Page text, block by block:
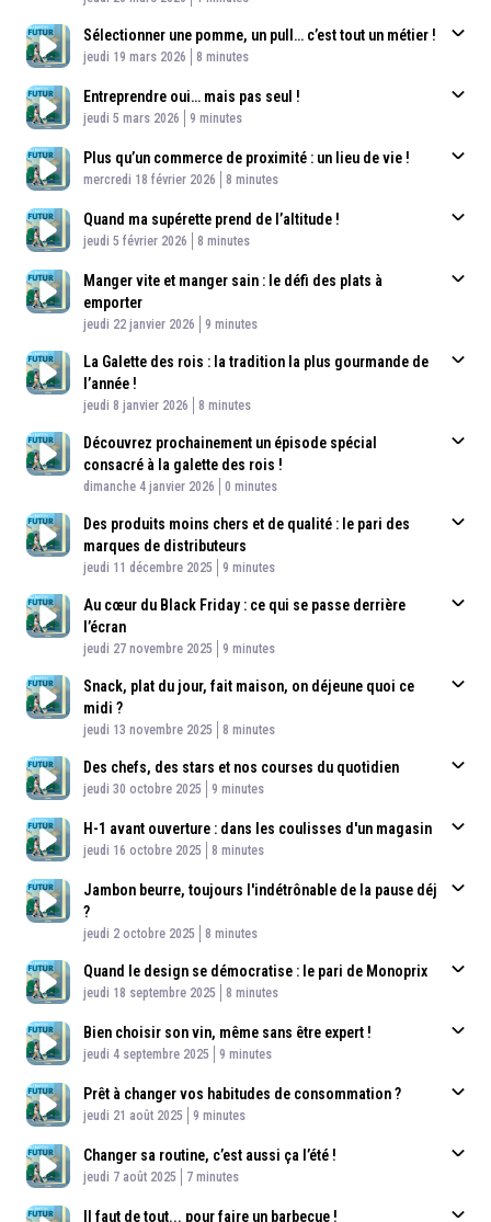
Sélectionner une pomme, un pull… c’est tout un métier !
Published At
jeudi 19 mars 2026 Time
8 minutes
Entreprendre oui… mais pas seul !
Published At
jeudi 5 mars 2026 Time
9 minutes
Plus qu’un commerce de proximité : un lieu de vie !
Published At
mercredi 18 février 2026 Time
8 minutes
Quand ma supérette prend de l’altitude !
Published At
jeudi 5 février 2026 Time
8 minutes
Manger vite et manger sain : le défi des plats à
emporter
Published At
jeudi 22 janvier 2026 Time
9 minutes
La Galette des rois : la tradition la plus gourmande de
l’année !
Published At
jeudi 8 janvier 2026 Time
8 minutes
Découvrez prochainement un épisode spécial
consacré à la galette des rois !
Published At
dimanche 4 janvier 2026 Time
0 minutes
Des produits moins chers et de qualité : le pari des
marques de distributeurs
Published At
jeudi 11 décembre 2025 Time
9 minutes
Au cœur du Black Friday : ce qui se passe derrière
l’écran
Published At
jeudi 27 novembre 2025 Time
9 minutes
Snack, plat du jour, fait maison, on déjeune quoi ce
midi ?
Published At
jeudi 13 novembre 2025 Time
8 minutes
Des chefs, des stars et nos courses du quotidien
Published At
jeudi 30 octobre 2025 Time
9 minutes
H-1 avant ouverture : dans les coulisses d'un magasin
Published At
jeudi 16 octobre 2025 Time
8 minutes
Jambon beurre, toujours l'indétrônable de la pause déj
?
Published At
jeudi 2 octobre 2025 Time
8 minutes
Quand le design se démocratise : le pari de Monoprix
Published At
jeudi 18 septembre 2025 Time
8 minutes
Bien choisir son vin, même sans être expert !
Published At
jeudi 4 septembre 2025 Time
9 minutes
Prêt à changer vos habitudes de consommation ?
Published At
jeudi 21 août 2025 Time
9 minutes
Changer sa routine, c’est aussi ça l’été !
Published At
jeudi 7 août 2025 Time
7 minutes
Il faut de tout... pour faire un barbecue !